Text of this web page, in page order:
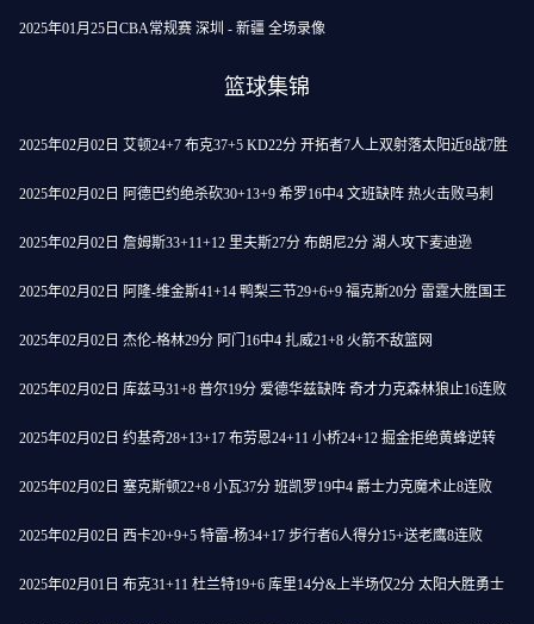
2025年01月25日CBA常规赛 深圳 - 新疆 全场录像
篮球集锦
2025年02月02日 艾顿24+7 布克37+5 KD22分 开拓者7人上双射落太阳近8战7胜
2025年02月02日 阿德巴约绝杀砍30+13+9 希罗16中4 文班缺阵 热火击败马刺
2025年02月02日 詹姆斯33+11+12 里夫斯27分 布朗尼2分 湖人攻下麦迪逊
2025年02月02日 阿隆-维金斯41+14 鸭梨三节29+6+9 福克斯20分 雷霆大胜国王
2025年02月02日 杰伦-格林29分 阿门16中4 扎威21+8 火箭不敌篮网
2025年02月02日 库兹马31+8 普尔19分 爱德华兹缺阵 奇才力克森林狼止16连败
2025年02月02日 约基奇28+13+17 布劳恩24+11 小桥24+12 掘金拒绝黄蜂逆转
2025年02月02日 塞克斯顿22+8 小瓦37分 班凯罗19中4 爵士力克魔术止8连败
2025年02月02日 西卡20+9+5 特雷-杨34+17 步行者6人得分15+送老鹰8连败
2025年02月01日 布克31+11 杜兰特19+6 库里14分&上半场仅2分 太阳大胜勇士